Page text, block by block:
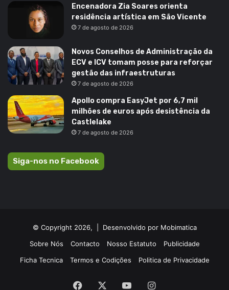
Encenadora Zia Soares orienta
residência artística em São Vicente
7 de agosto de 2026
Novos Conselhos de Administração da
ECV e ICV tomam posse para reforçar
gestão das infraestruturas
7 de agosto de 2026
Apollo compra EasyJet por 6,7 mil
milhões de euros após desistência da
Castlelake
7 de agosto de 2026
Siga-nos no Facebook
© Copyright 2026, | Desenvolvido por Mobimatica
Sobre Nós
Contacto Nosso Estatuto
Publicidade
Ficha Tecnica
Termos e Codições Politica de Privacidade
Facebook YouTubeInstagram